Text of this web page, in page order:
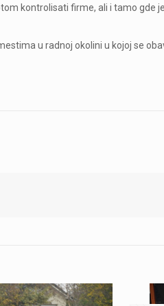
kontrolisati firme, ali i tamo gde
u radnoj okolini u kojoj se